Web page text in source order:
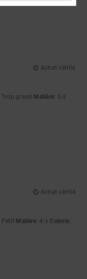
Achat vérifié
Trop grand Matière: 5/5
Achat vérifié
Petit Matière: 4 /5 Coloris: